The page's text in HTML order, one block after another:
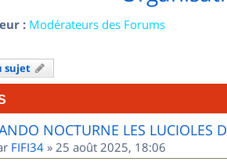
: Modérateurs des Forums
sujet
NOCTURNE LES LUCIOLES
FIFI34 » 25 août 2025, 18:06